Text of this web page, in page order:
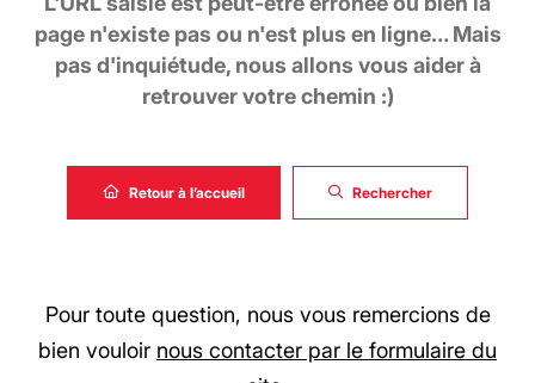
page n'existe pas ou n'est plus en ligne… Mais
pas d'inquiétude, nous allons vous aider à
retrouver votre chemin :)
Retour à l’accueil Rechercher
Pour toute question, nous vous remercions de
bien vouloir nous contacter par le formulaire du